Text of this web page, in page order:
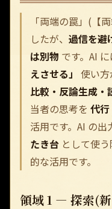
「両端の罠」(【
したが、過信を避
は別物 です。AI
えさせる」 使い
比較・反論生成・
当者の思考を代行
活用です。AI の出
たき台 として使
的な活用です。
領域 1 — 探索(